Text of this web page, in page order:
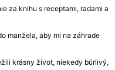
za knihu s receptami, radami a
manžela, aby mi na záhrade
krásny život, niekedy búrlivý,